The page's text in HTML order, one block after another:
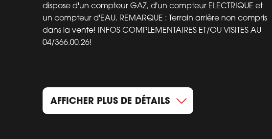
dispose d'un compteur GAZ, d'un compteur ELECTRIQUE et
un compteur d'EAU. REMARQUE : Terrain arrière non compris
dans la vente! INFOS COMPLEMENTAIRES ET/OU VISITES AU
04/366.00.26!
AFFICHER PLUS DE DÉTAILS